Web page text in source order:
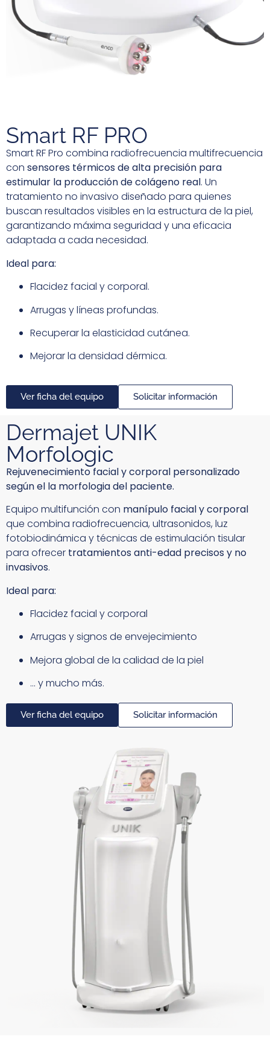
Smart RF PRO
Smart RF Pro combina radiofrecuencia multifrecuencia
con sensores térmicos de alta precisión para
estimular la producción de colágeno real. Un
tratamiento no invasivo diseñado para quienes
buscan resultados visibles en la estructura de la piel,
garantizando máxima seguridad y una eficacia
adaptada a cada necesidad.
Ideal para:
Flacidez facial y corporal.
Arrugas y líneas profundas.
Recuperar la elasticidad cutánea.
Mejorar la densidad dérmica.
Ver ficha del equipo Solicitar información
Dermajet UNIK
Morfologic
Rejuvenecimiento facial y corporal personalizado
según el la morfologia del paciente.
Equipo multifunción con manípulo facial y corporal
que combina radiofrecuencia, ultrasonidos, luz
fotobiodinámica y técnicas de estimulación tisular
para ofrecer tratamientos anti-edad precisos y no
invasivos.
Ideal para:
Flacidez facial y corporal
Arrugas y signos de envejecimiento
Mejora global de la calidad de la piel
… y mucho más.
Ver ficha del equipo Solicitar información